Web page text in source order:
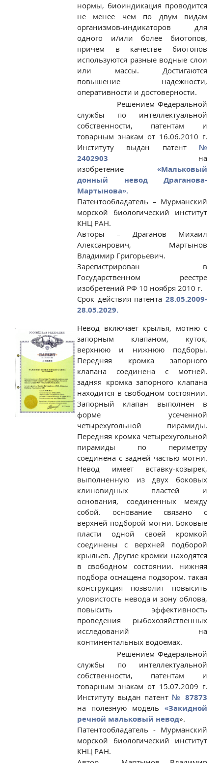
нормы, биоиндикация проводится
не менее чем по двум видам
организмов-индикаторов для
одного и/или более биотопов,
причем в качестве биотопов
используются разные водные слои
или массы. Достигаются
повышение надежности,
оперативности и достоверности.
Решением Федеральной
службы по интеллектуальной
собственности, патентам и
товарным знакам от 16.06.2010 г.
Институту выдан патент №
2402903 на
изобретение «Мальковый
донный невод Драганова-
Мартынова».
Патентообладатель – Мурманский
морской биологический институт
КНЦ РАН.
Авторы – Драганов Михаил
Алексанрович, Мартынов
Владимир Григорьевич.
Зарегистрирован в
Государственном реестре
изобретений РФ 10 ноября 2010 г.
Срок действия патента 28.05.2009-
28.05.2029.
Невод включает крылья, мотню с
запорным клапаном, куток,
верхнюю и нижнюю подборы.
Передняя кромка запорного
клапана соединена с мотней.
задняя кромка запорного клапана
находится в свободном состоянии.
Запорный клапан выполнен в
форме усеченной
четырехугольной пирамиды.
Передняя кромка четырехугольной
пирамиды по периметру
соединена с задней частью мотни.
Невод имеет вставку-козырек,
выполненную из двух боковых
клиновидных пластей и
основания, соединенных между
собой. основание связано с
верхней подборой мотни. Боковые
пласти одной своей кромкой
соединены с верхней подборой
крыльев. Другие кромки находятся
в свободном состоянии. нижняя
подбора оснащена подзором. такая
конструкция позволит повысить
уловистость невода и зону облова,
повысить эффективность
проведения рыбохозяйственных
исследований на
континентальных водоемах.
Решением Федеральной
службы по интеллектуальной
собственности, патентам и
товарным знакам от 15.07.2009 г.
Институту выдан патент № 87873
на полезную модель «Закидной
речной мальковый невод».
Патентообладатель - Мурманский
морской биологический институт
КНЦ РАН.